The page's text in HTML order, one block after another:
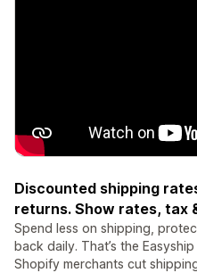
Discounted shipping
returns. Show rates, tax
Spend less on shipping,
back daily. That’s the
Shopify merchants cut